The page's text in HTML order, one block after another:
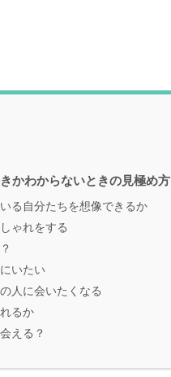
かわからないときの見極め方
る自分たちを想像できるか
ゃれをする
いたい
人に会いたくなる
るか
える？